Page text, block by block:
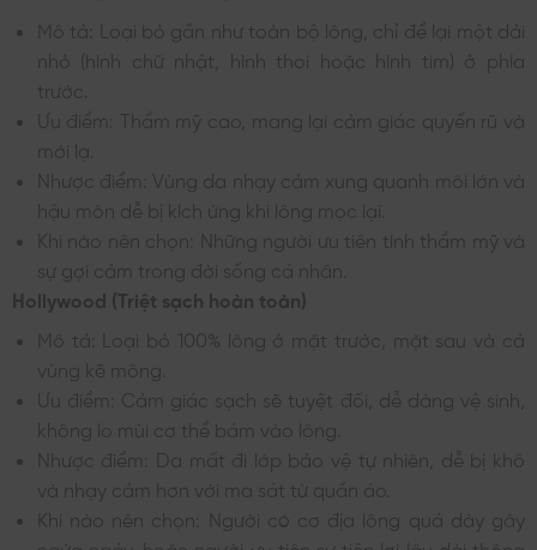
Mô tả: Loại bỏ gần như toàn bộ lông, chỉ để lại một dải
nhỏ (hình chữ nhật, hình thoi hoặc hình tim) ở phía
trước.
Ưu điểm: Thẩm mỹ cao, mang lại cảm giác quyến rũ và
mới lạ.
Nhược điểm: Vùng da nhạy cảm xung quanh môi lớn và
hậu môn dễ bị kích ứng khi lông mọc lại.
Khi nào nên chọn: Những người ưu tiên tính thẩm mỹ và
sự gợi cảm trong đời sống cá nhân.
Hollywood (Triệt sạch hoàn toàn)
Mô tả: Loại bỏ 100% lông ở mặt trước, mặt sau và cả
vùng kẽ mông.
Ưu điểm: Cảm giác sạch sẽ tuyệt đối, dễ dàng vệ sinh,
không lo mùi cơ thể bám vào lông.
Nhược điểm: Da mất đi lớp bảo vệ tự nhiên, dễ bị khô
và nhạy cảm hơn với ma sát từ quần áo.
Khi nào nên chọn: Người có cơ địa lông quá dày gây